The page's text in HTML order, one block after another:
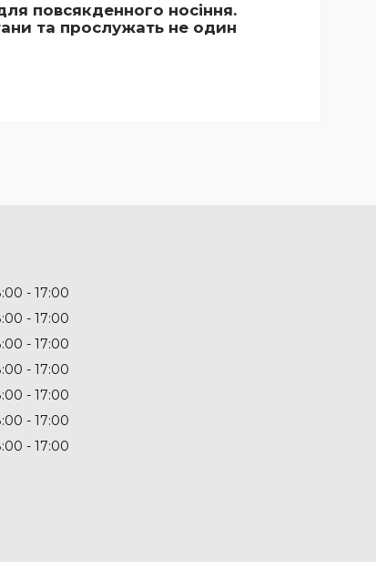
повсякденного носіння.
та прослужать не один
17:00
17:00
17:00
17:00
17:00
17:00
17:00